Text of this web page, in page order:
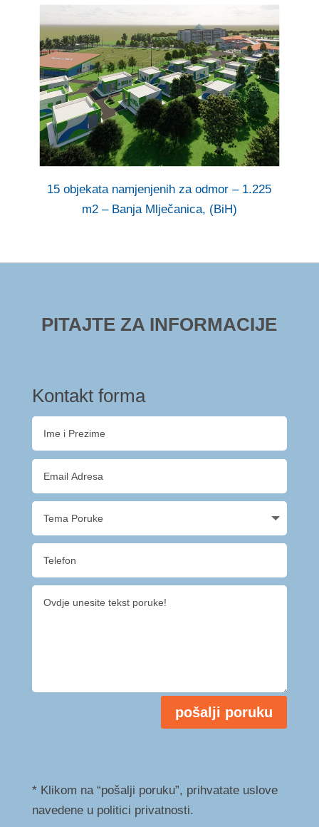
15 objekata namjenjenih za odmor – 1.225
m2 – Banja Mlječanica, (BiH)
PITAJTE ZA INFORMACIJE
Kontakt forma
pošalji poruku
* Klikom na “pošalji poruku”, prihvatate uslove
navedene u politici privatnosti.